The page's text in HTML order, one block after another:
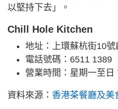
以堅持下去」。
Chill Hole Kitchen
地址：上環蘇杭街10
電話號碼：6511 1389
營業時間：星期一至日
資料來源： 香港茶餐廳及美